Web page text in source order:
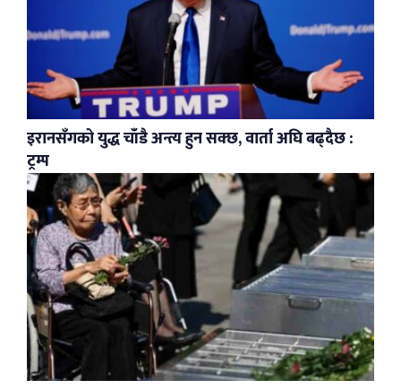
इरानसँगको युद्ध चाँडै अन्त्य हुन सक्छ, वार्ता अघि बढ्दैछ :
ट्रम्प